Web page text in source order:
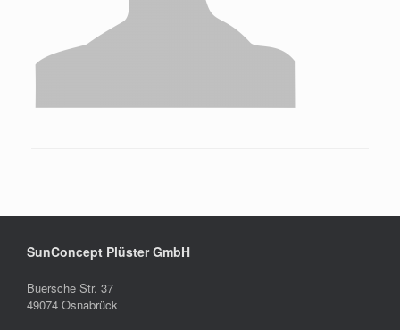
SunConcept Plüster GmbH
Buersche Str. 37
49074 Osnabrück